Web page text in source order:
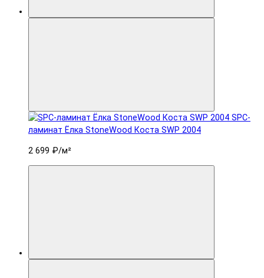
SPC-
ламинат Ëлка StoneWood Коста SWP 2004
2 699 ₽/м²